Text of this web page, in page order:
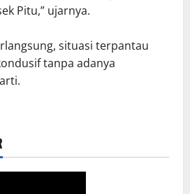
Pitu,” ujarnya.
situasi terpantau
tanpa adanya